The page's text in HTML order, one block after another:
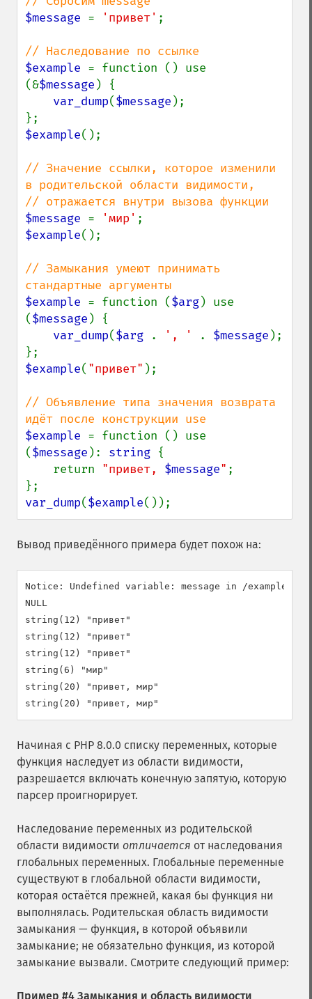
$message = 'привет' ;
$example = function () use
(&$message ) {
var_dump($message );
$example();
// Значение ссылки, которое изменили
в родительской области видимости,
$message = 'мир'
$example();
// Замыкания умеют принимать
$example = function ($arg) use
($message ) {
var_dump($arg . ', ' . $message );
$example( "привет" );
// Объявление типа значения возврата
$example = function () use
($message ): string {
    return
"привет, $message" ;
var_dump($example());
Вывод приведённого примера будет похож на:
Notice: Undefined variable: message in /
NULL
string(12) "привет"
string(12) "привет"
string(12) "привет"
string(6) "мир"
string(20) "привет, мир"
Начиная с PHP 8.0.0 списку переменных, которые
функция наследует из области видимости,
разрешается включать конечную запятую, которую
парсер проигнорирует.
Наследование переменных из родительской
области видимости отличается от наследования
глобальных переменных. Глобальные переменные
существуют в глобальной области видимости,
которая остаётся прежней, какая бы функция ни
выполнялась. Родительская область видимости
замыкания — функция, в которой объявили
замыкание; не обязательно функция, из которой
замыкание вызвали. Смотрите следующий пример:
Пример #4 Замыкания и область видимости